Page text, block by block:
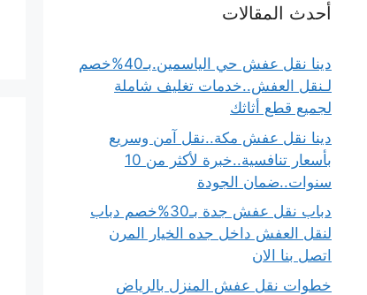
أحدث المقالات
دينا نقل عفش حي الياسمين.بـ40%خصم
لـنقل العفش..خدمات تغليف شاملة
لجميع قطع أثاثك
دينا نقل عفش مكة..نقل آمن وسريع
بأسعار تنافسية..خبرة لأكثر من 10
سنوات..ضمان الجودة
دباب نقل عفش جدة بـ30%خصم دباب
لنقل العفش داخل جده الخيار المرن
اتصل بنا الان
خطوات نقل عفش المنزل بالرياض